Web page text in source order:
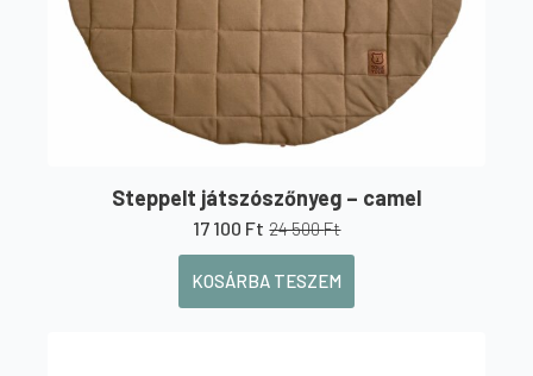
Steppelt játszószőnyeg – camel
24 500Ft
Original
price
was:
24
17 100 Ft Current
price
is:
17
KOSÁRBA TESZEM